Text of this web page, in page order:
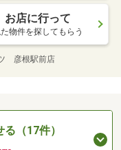
お店に行って
物件を探してもらう
彦根駅前店
（17件）